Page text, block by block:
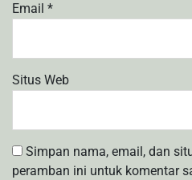
Email *
Situs Web
Simpan nama, email, dan
peramban ini untuk komentar